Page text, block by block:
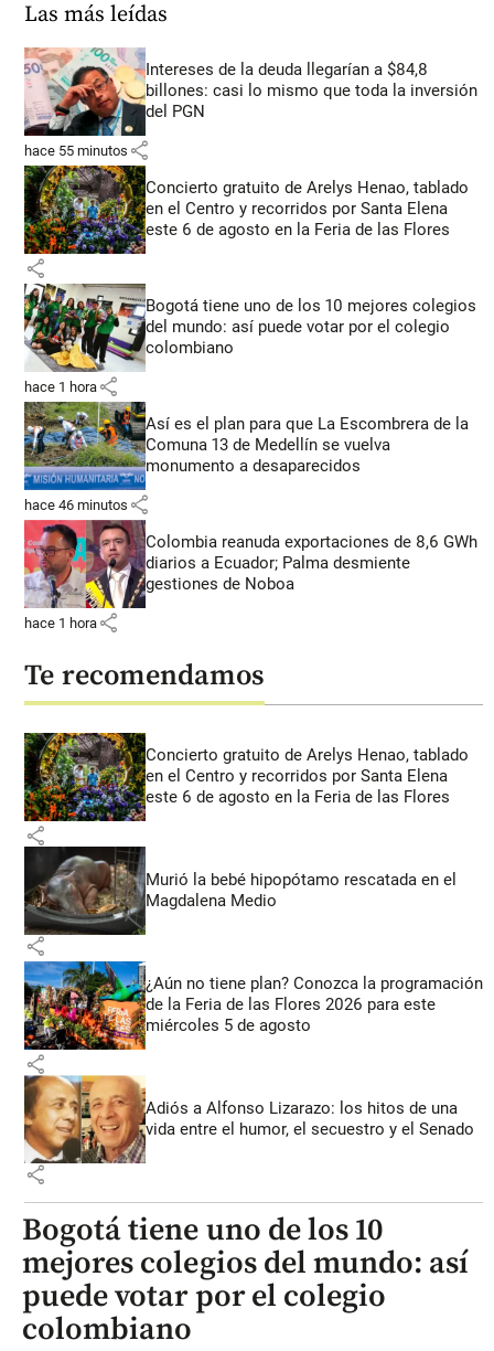
Las más leídas
Intereses de la deuda llegarían a $84,8
billones: casi lo mismo que toda la inversión
del PGN
hace 55 minutos share
Concierto gratuito de Arelys Henao, tablado
en el Centro y recorridos por Santa Elena
este 6 de agosto en la Feria de las Flores
share
Bogotá tiene uno de los 10 mejores colegios
del mundo: así puede votar por el colegio
colombiano
hace 1 hora share
Así es el plan para que La Escombrera de la
Comuna 13 de Medellín se vuelva
monumento a desaparecidos
hace 46 minutos share
Colombia reanuda exportaciones de 8,6 GWh
diarios a Ecuador; Palma desmiente
gestiones de Noboa
hace 1 hora share
Te recomendamos
Concierto gratuito de Arelys Henao, tablado
en el Centro y recorridos por Santa Elena
este 6 de agosto en la Feria de las Flores
share
Murió la bebé hipopótamo rescatada en el
Magdalena Medio
share
¿Aún no tiene plan? Conozca la programación
de la Feria de las Flores 2026 para este
miércoles 5 de agosto
share
Adiós a Alfonso Lizarazo: los hitos de una
vida entre el humor, el secuestro y el Senado
share
Bogotá tiene uno de los 10
mejores colegios del mundo: así
puede votar por el colegio
colombiano